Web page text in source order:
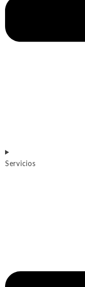
Servicios